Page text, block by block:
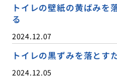
トイレの壁紙の黄ばみを
る
2024.12.07
トイレの黒ずみを落とす
2024.12.05